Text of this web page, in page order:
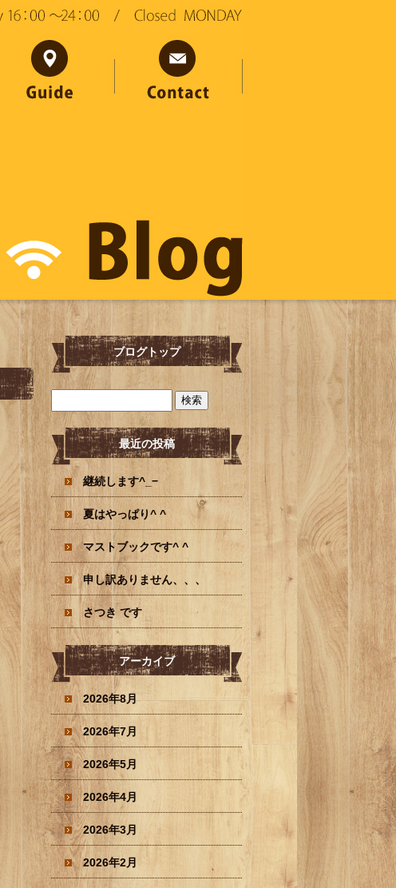
ブログトップ
最近の投稿
継続します^_−
夏はやっぱり^ ^
マストブックです^ ^
申し訳ありません、、、
さつき です
アーカイブ
2026年8月
2026年7月
2026年5月
2026年4月
2026年3月
2026年2月